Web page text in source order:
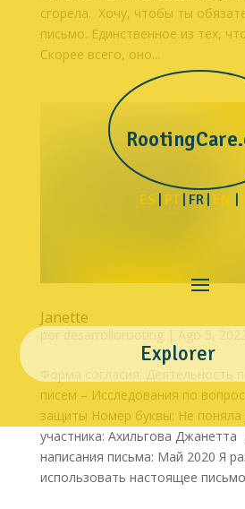
ES | PT | FR | EN |
Explorer
сгорела. Хочу, чтобы ты
письмо. Единственное из тех,
Скорее всего, оно...
Janette
писем – Исследования по
защиты Номер буквы: Не
участника: Ахильгова
написания письма: Май 2020 Я
использовать настоящее